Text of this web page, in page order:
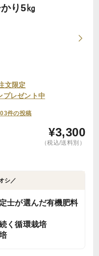
り5㎏
文限定
プレゼント中
件の投稿
¥3,300
（税込/送料別）
シ／
士が選んだ有機肥料
く循環栽培